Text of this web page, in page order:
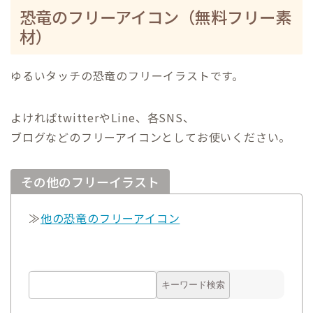
恐竜のフリーアイコン（無料フリー素
材）
ゆるいタッチの恐竜のフリーイラストです。
よければtwitterやLine、各SNS、
ブログなどのフリーアイコンとしてお使いください。
その他のフリーイラスト
≫他の恐竜のフリーアイコン